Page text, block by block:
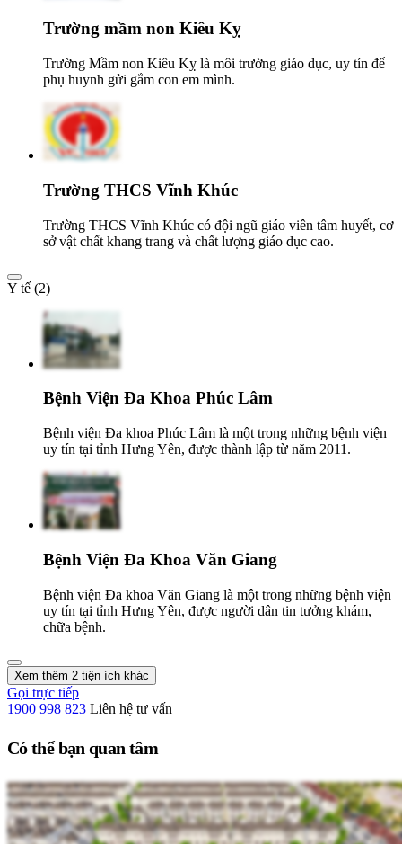
Trường mầm non Kiêu Kỵ
Trường Mầm non Kiêu Kỵ là môi trường giáo dục, uy tín để
phụ huynh gửi gắm con em mình.
Trường THCS Vĩnh Khúc
Trường THCS Vĩnh Khúc có đội ngũ giáo viên tâm huyết, cơ
sở vật chất khang trang và chất lượng giáo dục cao.
Y tế (2)
Bệnh Viện Đa Khoa Phúc Lâm
Bệnh viện Đa khoa Phúc Lâm là một trong những bệnh viện
uy tín tại tỉnh Hưng Yên, được thành lập từ năm 2011.
Bệnh Viện Đa Khoa Văn Giang
Bệnh viện Đa khoa Văn Giang là một trong những bệnh viện
uy tín tại tỉnh Hưng Yên, được người dân tin tưởng khám,
chữa bệnh.
Xem thêm 2 tiện ích khác
Gọi trực tiếp
1900 998 823 Liên hệ tư vấn
Có thể bạn quan tâm